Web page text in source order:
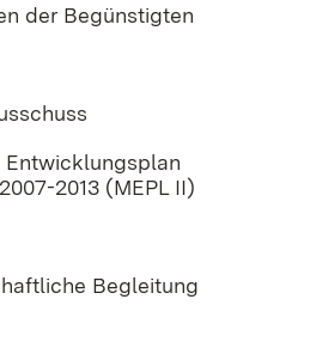
der Begünstigten
Entwicklungsplan
2013 (MEPL II)
Begleitung